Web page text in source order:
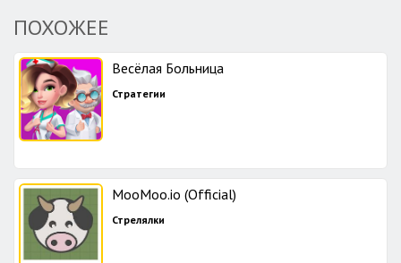
ПОХОЖЕЕ
Весёлая Больница
Стратегии
MooMoo.io (Official)
Стрелялки